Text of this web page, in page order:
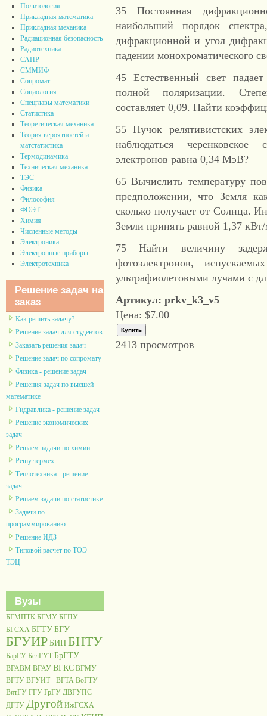
Политология
Прикладная математика
Прикладная механика
Радиационная безопасность
Радиотехника
САПР
СММИФ
Сопромат
Социология
Спецглавы математики
Статистика
Теоретическая механика
Теория вероятностей и
матстатистика
Термодинамика
Техническая механика
ТЭС
Физика
Философия
ФОЭТ
Химия
Численные методы
Электроника
Электронные приборы
Электротехника
Решение задач на
заказ
Как решить задачу?
Решение задач для студентов
Заказать решения задач
Решение задач по сопромату
Физика - решение задач
Решения задач по высшей
математике
Гидравлика - решение задач
Решение экономических
задач
Решаем задачи по химии
Решу термех
Теплотехника - решение
задач
Решаем задачи по статистике
Задачи по
программированию
Решение ИДЗ
Типовой расчет по ТОЭ-
ТЭЦ
Вузы
БГМПТК БГМУ БГПУ
БГСХА БГТУБГУ
БГУИРБИПБНТУ
БарГУ БелГУТ БрГТУ
ВГАВМ ВГАУ ВГКС ВГМУ
ВГТУ ВГУИТ - ВГТА ВоГТУ
ВятГУ ГГУ ГрГУ ДВГУПС
ДГТУ Другой ИжГСХА
35 Постоянная
наибольший порядок
дифракционной и угол
падении монохроматического
45 Естественный свет
полной поляризации.
составляет 0,09. Найти
55 Пучок релятивистских
наблюдаться черенковское
электронов равна 0,34 МэВ?
65 Вычислить температуру
предположении, что Земля
сколько получает от Солнца.
Земли принять равной 1,37
75 Найти величину
фотоэлектронов,
ультрафиолетовыми лучами с
Артикул: prkv_k3_v5
Цена: $7.00
2413 просмотров